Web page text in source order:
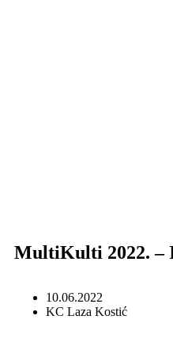
MultiKulti 2022. –
10.06.2022
KC Laza Kostić